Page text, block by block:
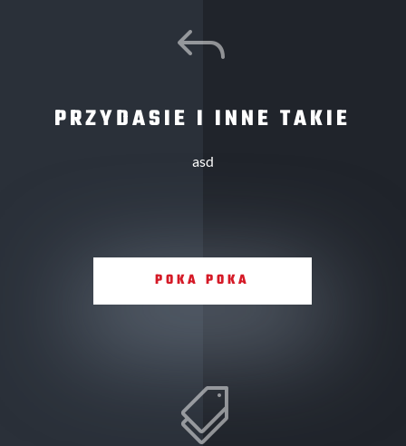
J
PRZYDASIE I INNE TAKIE
asd
POKA POKA
